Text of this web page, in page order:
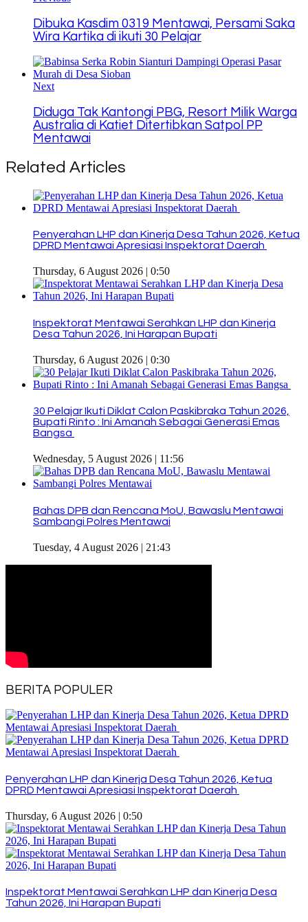
Dibuka Kasdim 0319 Mentawai, Persami Saka
Wira Kartika di ikuti 30 Pelajar
Next
Diduga Tak Kantongi PBG, Resort Milik Warga
Australia di Katiet Ditertibkan Satpol PP
Mentawai
Related Articles
Penyerahan LHP dan Kinerja Desa Tahun 2026, Ketua
DPRD Mentawai Apresiasi Inspektorat Daerah
Thursday, 6 August 2026 | 0:50
Inspektorat Mentawai Serahkan LHP dan Kinerja
Desa Tahun 2026, Ini Harapan Bupati
Thursday, 6 August 2026 | 0:30
30 Pelajar Ikuti Diklat Calon Paskibraka Tahun 2026,
Bupati Rinto : Ini Amanah Sebagai Generasi Emas
Bangsa
Wednesday, 5 August 2026 | 11:56
Bahas DPB dan Rencana MoU, Bawaslu Mentawai
Sambangi Polres Mentawai
Tuesday, 4 August 2026 | 21:43
BERITA POPULER
Penyerahan LHP dan Kinerja Desa Tahun 2026, Ketua
DPRD Mentawai Apresiasi Inspektorat Daerah
Thursday, 6 August 2026 | 0:50
Inspektorat Mentawai Serahkan LHP dan Kinerja Desa
Tahun 2026, Ini Harapan Bupati